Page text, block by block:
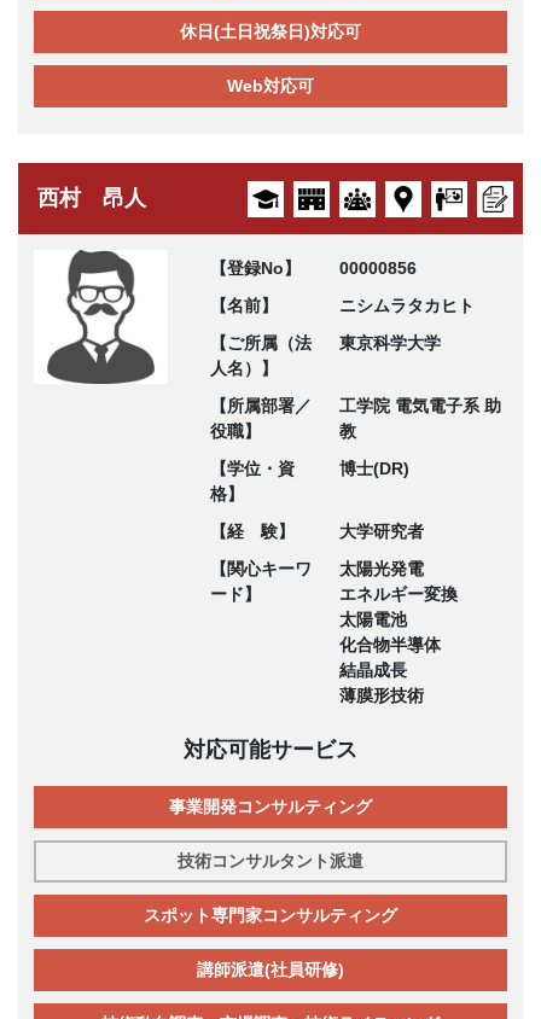
休日(土日祝祭日)対応可
Web対応可
西村 昂人
【登録No】
00000856
【名前】
ニシムラタカヒト
【ご所属（法
人名）】
東京科学大学
【所属部署／
役職】
工学院 電気電子系 助
教
【学位・資
格】
博士(DR)
【経 験】
大学研究者
【関心キーワ
ード】
太陽光発電
エネルギー変換
太陽電池
化合物半導体
結晶成長
薄膜形技術
対応可能サービス
事業開発コンサルティング
技術コンサルタント派遣
スポット専門家コンサルティング
講師派遣(社員研修)